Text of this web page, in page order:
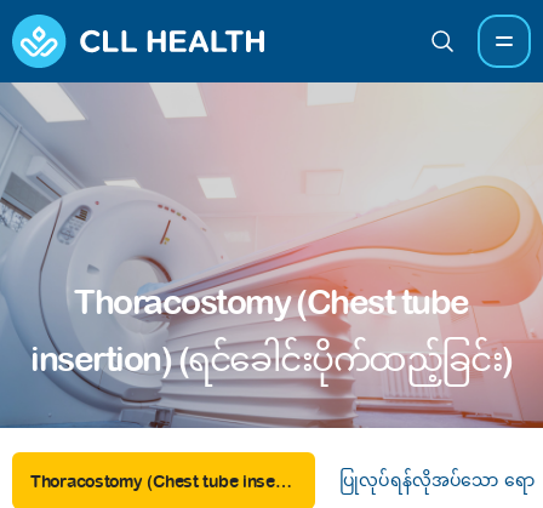
Thoracostomy (Chest tube
insertion) (ရင်ခေါင်းပိုက်ထည့်ခြင်း)
Thoracostomy (Chest tube insertion) (ရင်ခေါင်းပိုက်ထည့်ခြင်း) ပြုလုပ်ရန်လိုအပ်သော ရောဂ